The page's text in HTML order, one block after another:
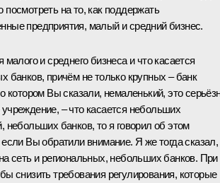
посмотреть на то, как поддержать
предприятия, малый и средний бизнес.
малого и среднего бизнеса и что касается
банков, причём не только крупных – банк
котором Вы сказали, немаленький, это
– что касается небольших
небольших банков, то я говорил об этом
Вы обратили внимание. Я же тогда сказал,
сеть и региональных, небольших банков. При
снизить требования регулирования, которые